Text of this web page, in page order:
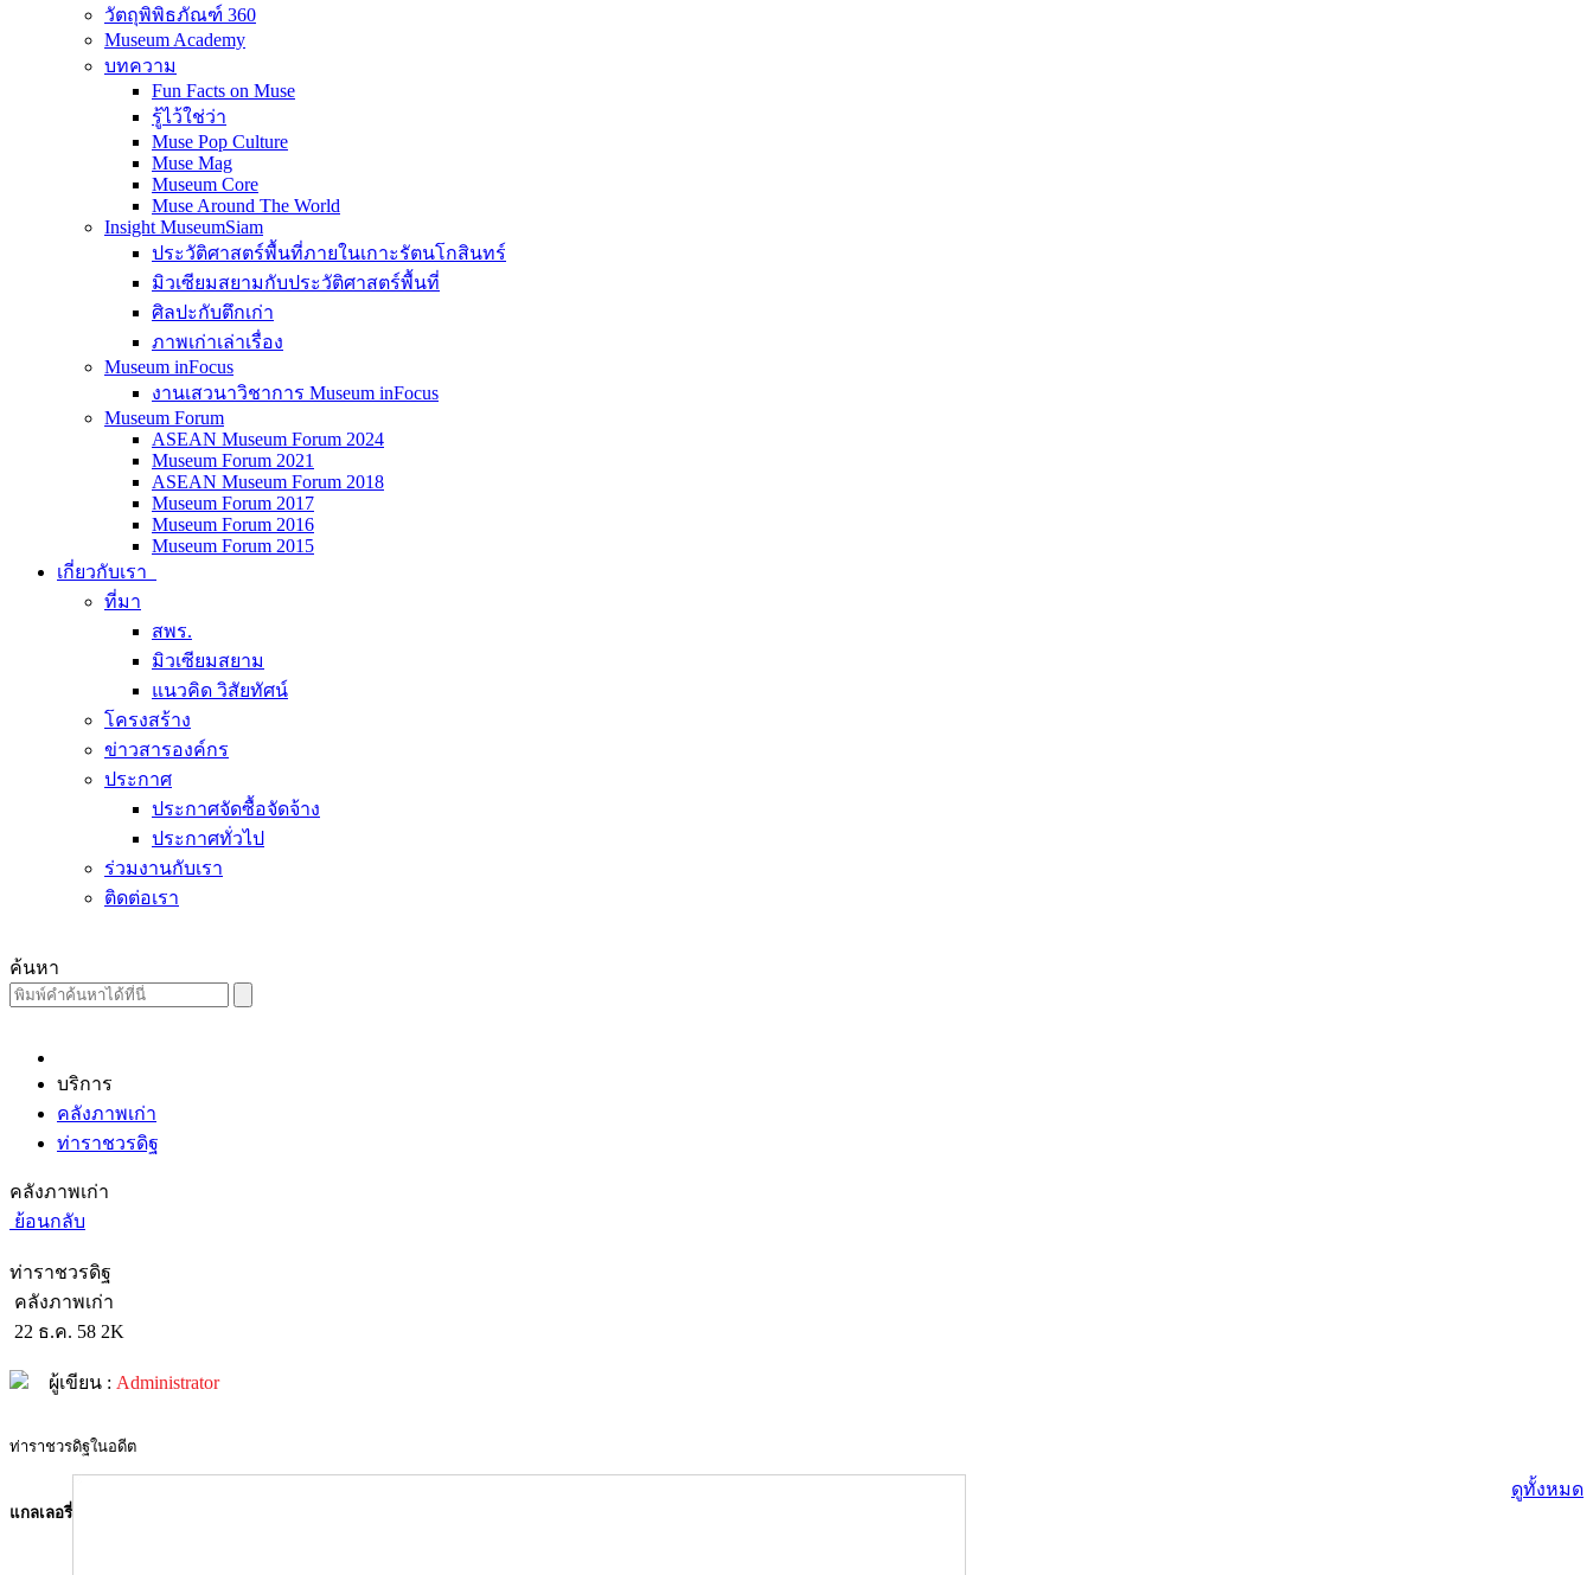
วัตถุพิพิธภัณฑ์ 360
Museum Academy
บทความ
Fun Facts on Muse
รู้ไว้ใช่ว่า
Muse Pop Culture
Muse Mag
Museum Core
Muse Around The World
Insight MuseumSiam
ประวัติศาสตร์พื้นที่ภายในเกาะรัตนโกสินทร์
มิวเซียมสยามกับประวัติศาสตร์พื้นที่
ศิลปะกับตึกเก่า
ภาพเก่าเล่าเรื่อง
Museum inFocus
งานเสวนาวิชาการ Museum inFocus
Museum Forum
ASEAN Museum Forum 2024
Museum Forum 2021
ASEAN Museum Forum 2018
Museum Forum 2017
Museum Forum 2016
Museum Forum 2015
เกี่ยวกับเรา
ที่มา
สพร.
มิวเซียมสยาม
แนวคิด วิสัยทัศน์
โครงสร้าง
ข่าวสารองค์กร
ประกาศ
ประกาศจัดซื้อจัดจ้าง
ประกาศทั่วไป
ร่วมงานกับเรา
ติดต่อเรา
ค้นหา
บริการ
คลังภาพเก่า
ท่าราชวรดิฐ
คลังภาพเก่า
ย้อนกลับ
ท่าราชวรดิฐ
คลังภาพเก่า
22 ธ.ค. 58 2K
ท่าราชวรดิฐในอดีต